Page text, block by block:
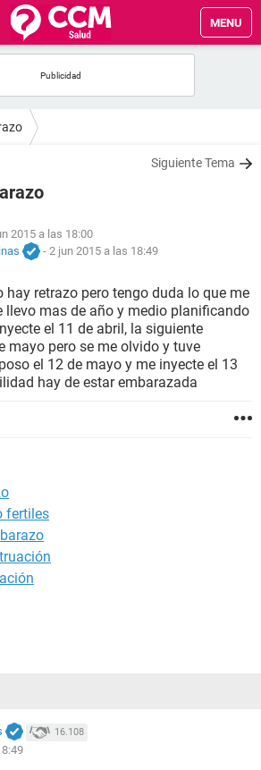
MENU
Siguiente Tema
2015 a las 18:00
- 2 jun 2015 a las 18:49
hay retrazo pero tengo duda lo que me
llevo mas de año y medio planificando
el 11 de abril, la siguiente
mayo pero se me olvido y tuve
el 12 de mayo y me inyecte el 13
hay de estar embarazada
fertiles
16.108